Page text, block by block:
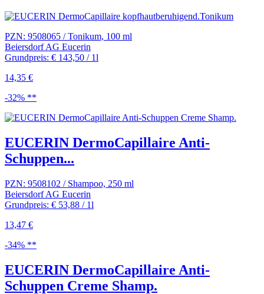
PZN: 9508065 / Tonikum, 100 ml
Beiersdorf AG Eucerin
Grundpreis: € 143,50 / 1l
14,35 €
-32% **
EUCERIN DermoCapillaire Anti-
Schuppen...
PZN: 9508102 / Shampoo, 250 ml
Beiersdorf AG Eucerin
Grundpreis: € 53,88 / 1l
13,47 €
-34% **
EUCERIN DermoCapillaire Anti-
Schuppen Creme Shamp.